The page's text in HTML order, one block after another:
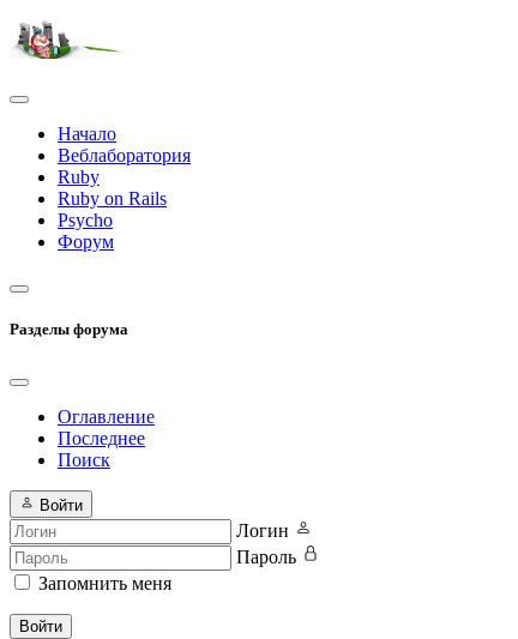
Начало
Веблаборатория
Ruby
Ruby on Rails
Psycho
Форум
Разделы форума
Оглавление
Последнее
Поиск
Войти
Логин
Пароль
Запомнить меня
Войти